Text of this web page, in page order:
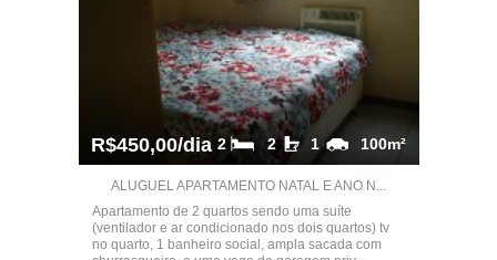
R$450,00/dia 100m²
1
2
2
ALUGUEL APARTAMENTO NATAL E ANO N...
Apartamento de 2 quartos sendo uma suíte
(ventilador e ar condicionado nos dois quartos) tv
no quarto, 1 banheiro social, ampla sacada com